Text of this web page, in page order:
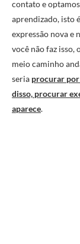
contato e
aprendizado, isto
expressão nova e
você não faz isso,
meio caminho
seria procurar por
disso, procurar
aparece.